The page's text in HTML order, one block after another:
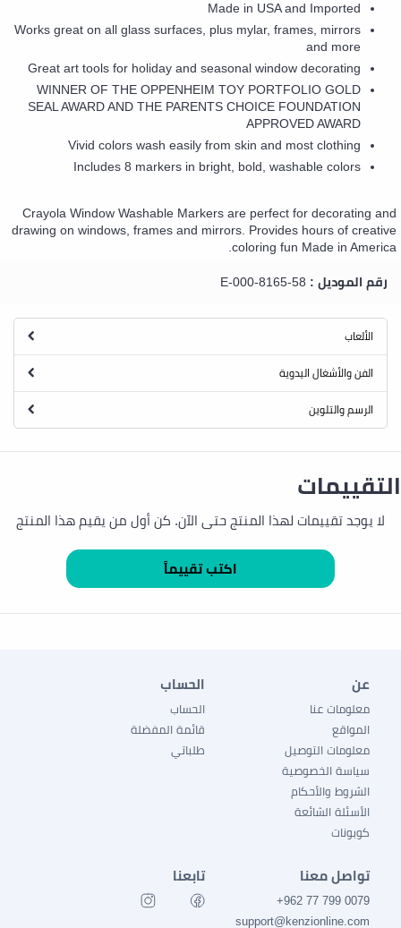
Made in USA and Imported
Works great on all glass surfaces, plus mylar, frames, mirrors
and more
Great art tools for holiday and seasonal window decorating
WINNER OF THE OPPENHEIM TOY PORTFOLIO GOLD
SEAL AWARD AND THE PARENTS CHOICE FOUNDATION
APPROVED AWARD
Vivid colors wash easily from skin and most clothing
Includes 8 markers in bright, bold, washable colors
Crayola Window Washable Markers are perfect for decorating and
drawing on windows, frames and mirrors. Provides hours of creative
coloring fun Made in America.
رقم الموديل : 58-8165-E-000
الألعاب
الفن والأشغال اليدوية
الرسم والتلوين
التقييمات
لا يوجد تقييمات لهذا المنتج حتى الآن. كن أول من يقيم هذا المنتج
عن
معلومات عنا
المواقع
معلومات التوصيل
سياسة الخصوصية
الشروط والأحكام
الأسئلة الشائعة
كوبونات
الحساب
الحساب
قائمة المفضلة
طلباتي
تواصل معنا
0079 799 77 962+
support@kenzionline.com
تابعنا